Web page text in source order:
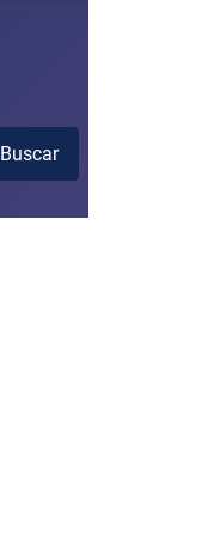
Buscar